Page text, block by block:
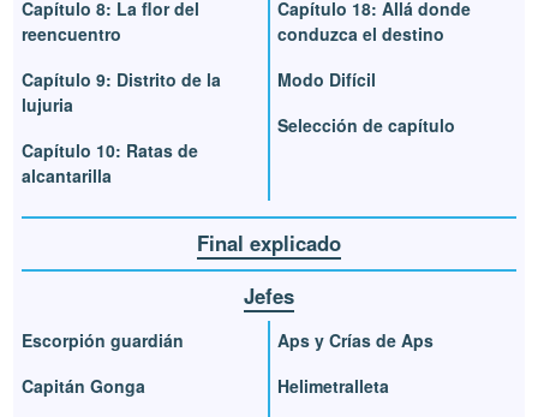
Capítulo 8: La flor del
reencuentro
Capítulo 9: Distrito de la
lujuria
Capítulo 10: Ratas de
alcantarilla
Capítulo 18: Allá donde
conduzca el destino
Modo Difícil
Selección de capítulo
Final explicado
Jefes
Escorpión guardián
Capitán Gonga
Aps y Crías de Aps
Helimetralleta